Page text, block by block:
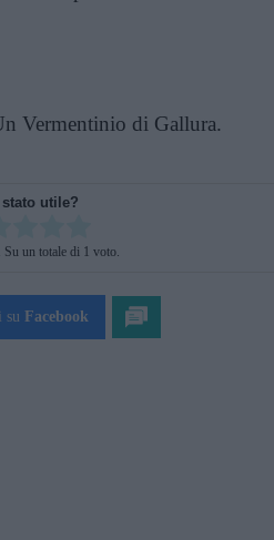
Vermentinio di Gallura.
utile?
RATING
Su un totale di 1 voto.
su Facebook